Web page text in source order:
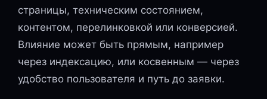
страницы, техническим состоянием,
контентом, перелинковкой или конверсией.
Влияние может быть прямым, например
через индексацию, или косвенным — через
удобство пользователя и путь до заявки.